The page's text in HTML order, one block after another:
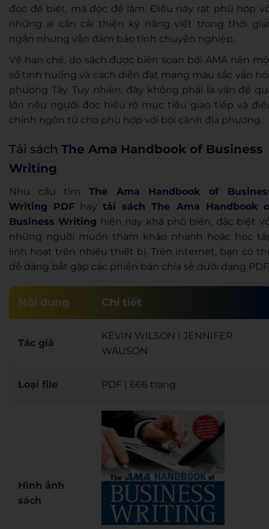
đọc để biết, mà đọc để làm. Điều này rất phù hợp
những ai cần cải thiện kỹ năng viết trong thời
ngắn nhưng vẫn đảm bảo tính chuyên nghiệp.
Về hạn chế, do sách được biên soạn bởi AMA nên
số tình huống và cách diễn đạt mang màu sắc văn
phương Tây. Tuy nhiên, đây không phải là vấn đề
lớn nếu người đọc hiểu rõ mục tiêu giao tiếp và
chỉnh ngôn từ cho phù hợp với bối cảnh địa phương.
Tải sách The Ama Handbook of Business
Writing
Nhu cầu tìmThe Ama Handbook of
Writing PDF haytải sách The Ama Handbook
Business Writing hiện nay khá phổ biến, đặc biệt
những người muốn tham khảo nhanh hoặc học
linh hoạt trên nhiều thiết bị. Trên internet, bạn có
dễ dàng bắt gặp các phiên bản chia sẻ dưới dạng
Nội dung Chi tiết
Tác giả
KEVIN WILSON | JENNIFER
WAUSON
Loại file PDF | 666 trang
Hình ảnh
sách